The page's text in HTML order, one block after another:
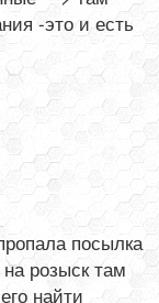
-это и есть
посылка
розыск там
найти